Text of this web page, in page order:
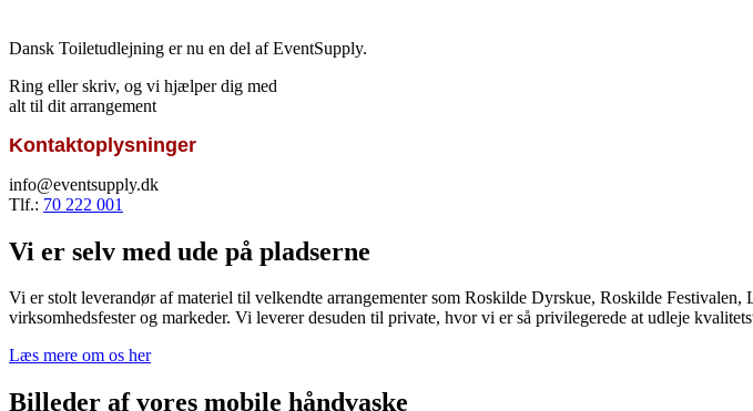
Dansk Toiletudlejning er nu en del af EventSupply.
Ring eller skriv, og vi hjælper dig med
alt til dit arrangement
Kontaktoplysninger
info@eventsupply.dk
Tlf.: 70 222 001
Vi er selv med ude på pladserne
Vi er stolt leverandør af materiel til velkendte arrangementer som Roskilde Dyrskue, Roskilde
virksomhedsfester og markeder. Vi leverer desuden til private, hvor vi er så privilegerede at udleje
Læs mere om os her
Billeder af vores mobile håndvaske